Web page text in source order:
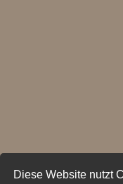
Diese Website nutzt